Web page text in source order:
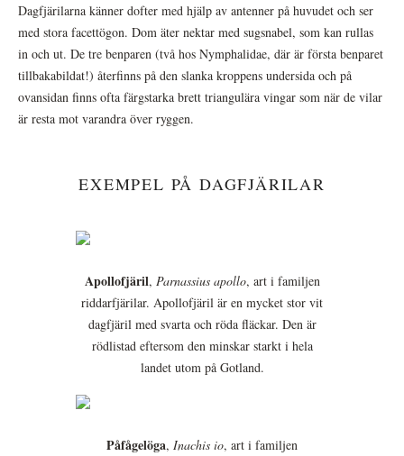
Dagfjärilarna känner dofter med hjälp av antenner på huvudet och ser
med stora facettögon. Dom äter nektar med sugsnabel, som kan rullas
in och ut. De tre benparen (två hos Nymphalidae, där är första benparet
tillbakabildat!) återfinns på den slanka kroppens undersida och på
ovansidan finns ofta färgstarka brett triangulära vingar som när de vilar
är resta mot varandra över ryggen.
EXEMPEL PÅ DAGFJÄRILAR
Apollofjäril, Parnassius apollo, art i familjen
riddarfjärilar. Apollofjäril är en mycket stor vit
dagfjäril med svarta och röda fläckar. Den är
rödlistad eftersom den minskar starkt i hela
landet utom på Gotland.
Påfågelöga, Inachis io, art i familjen